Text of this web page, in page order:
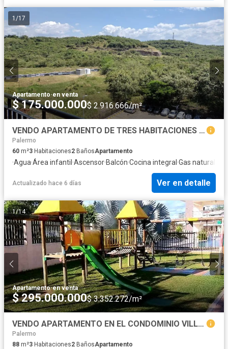
1 /17
Apartamento·en venta
$ 175.000.000$ 2.916.666/m²
VENDO APARTAMENTO DE TRES HABITACIONES EN CONJUNTO CERRADO.
Palermo
60 m²3 Habitaciones2 BañosApartamento
·Agua·Área infantil ·Ascensor·Balcón·Cocina integral ·Gas natural
Actualizado hace 6 días Ver en detalle
1/14
Apartamento·en venta
$ 295.000.000$ 3.352.272/m²
VENDO APARTAMENTO EN EL CONDOMINIO VILLAS DEL PRADO NORTE DE NEIVA
Palermo
88 m²3 Habitaciones2 BañosApartamento